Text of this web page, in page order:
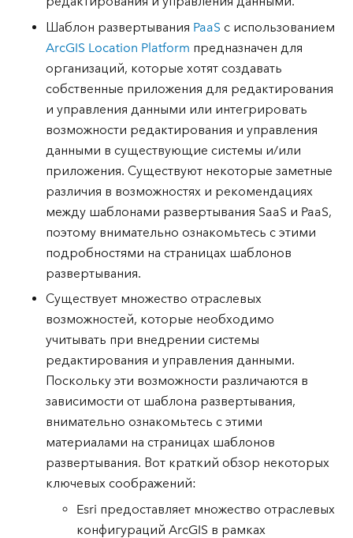
Шаблон развертывания PaaS с использованием
ArcGIS Location Platform предназначен для
организаций, которые хотят создавать
собственные приложения для редактирования
и управления данными или интегрировать
возможности редактирования и управления
данными в существующие системы и/или
приложения. Существуют некоторые заметные
различия в возможностях и рекомендациях
между шаблонами развертывания SaaS и PaaS,
поэтому внимательно ознакомьтесь с этими
подробностями на страницах шаблонов
развертывания.
Существует множество отраслевых
возможностей, которые необходимо
учитывать при внедрении системы
редактирования и управления данными.
Поскольку эти возможности различаются в
зависимости от шаблона развертывания,
внимательно ознакомьтесь с этими
материалами на страницах шаблонов
развертывания. Вот краткий обзор некоторых
ключевых соображений:
Esri предоставляет множество отраслевых
конфигураций ArcGIS в рамках